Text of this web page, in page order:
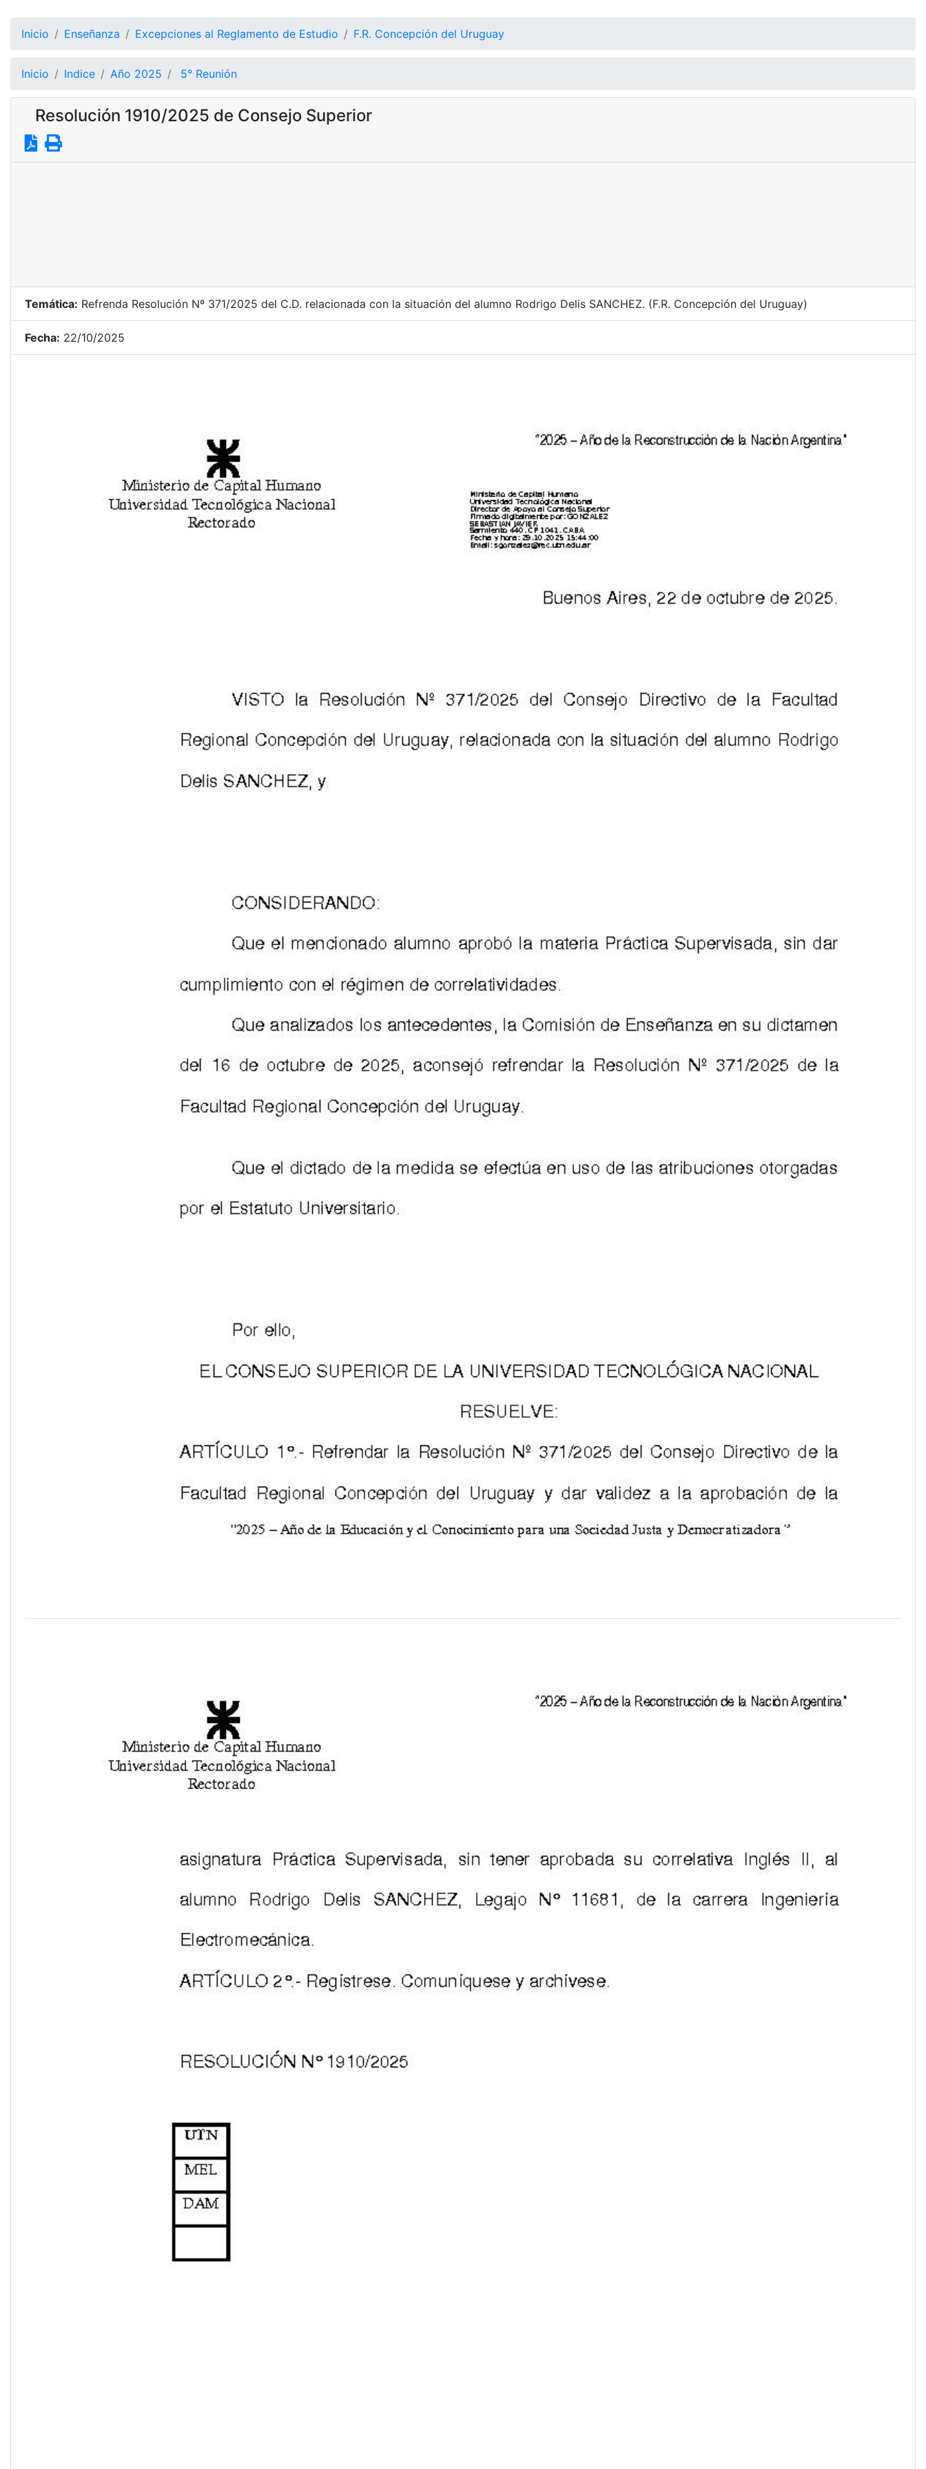
Inicio Enseñanza Excepciones al Reglamento de Estudio F.R. Concepción del Uruguay
Inicio Indice Año 2025 5° Reunión
Resolución 1910/2025 de Consejo Superior
Temática: Refrenda Resolución Nº 371/2025 del C.D. relacionada con la situación del alumno Rodrigo Delis SANCHEZ. (F.R. Concepción del Uruguay)
Fecha: 22/10/2025